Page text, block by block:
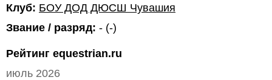
Клуб: БОУ ДОД ДЮСШ Чувашия
Звание / разряд: - (-)
Рейтинг equestrian.ru
июль 2026